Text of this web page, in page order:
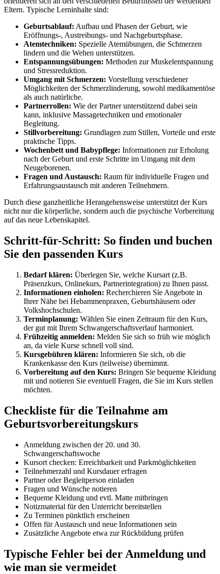
Eltern. Typische Lerninhalte sind:
Geburtsablauf: Aufbau und Phasen der Geburt, wie
Eröffnungs-, Austreibungs- und Nachgeburtsphase.
Atemtechniken: Spezielle Atemübungen, die Schmerzen
lindern und die Wehen unterstützen.
Entspannungsübungen: Methoden zur Muskelentspannung
und Stressreduktion.
Umgang mit Schmerzen: Vorstellung verschiedener
Möglichkeiten der Schmerzlinderung, sowohl medikamentöse
als auch natürliche.
Partnerrollen: Wie der Partner unterstützend dabei sein
kann, inklusive Massagetechniken und emotionaler
Begleitung.
Stillvorbereitung: Grundlagen zum Stillen, Vorteile und erste
praktische Tipps.
Wochenbett und Babypflege: Informationen zur Erholung
nach der Geburt und erste Schritte im Umgang mit dem
Neugeborenen.
Fragen und Austausch: Raum für individuelle Fragen und
Erfahrungsaustausch mit anderen Teilnehmern.
Durch diese ganzheitliche Herangehensweise unterstützt der Kurs
nicht nur die körperliche, sondern auch die psychische Vorbereitung
auf das neue Lebenskapitel.
Schritt-für-Schritt: So finden und buchen
Sie den passenden Kurs
Bedarf klären: Überlegen Sie, welche Kursart (z.B.
Präsenzkurs, Onlinekurs, Partnerintegration) zu Ihnen passt.
Informationen einholen: Recherchieren Sie Angebote in
Ihrer Nähe bei Hebammenpraxen, Geburtshäusern oder
Volkshochschulen.
Terminplanung: Wählen Sie einen Zeitraum für den Kurs,
der gut mit Ihrem Schwangerschaftsverlauf harmoniert.
Frühzeitig anmelden: Melden Sie sich so früh wie möglich
an, da viele Kurse schnell voll sind.
Kursgebühren klären: Informieren Sie sich, ob die
Krankenkasse den Kurs (teilweise) übernimmt.
Vorbereitung auf den Kurs: Bringen Sie bequeme Kleidung
mit und notieren Sie eventuell Fragen, die Sie im Kurs stellen
möchten.
Checkliste für die Teilnahme am
Geburtsvorbereitungskurs
Anmeldung zwischen der 20. und 30.
Schwangerschaftswoche
Kursort checken: Erreichbarkeit und Parkmöglichkeiten
Teilnehmerzahl und Kursdauer erfragen
Partner oder Begleitperson einladen
Fragen und Wünsche notieren
Bequeme Kleidung und evtl. Matte mitbringen
Notizmaterial für den Unterricht bereitstellen
Zu Terminen pünktlich erscheinen
Offen für Austausch und neue Informationen sein
Zusätzliche Angebote etwa zur Rückbildung prüfen
Typische Fehler bei der Anmeldung und
wie man sie vermeidet